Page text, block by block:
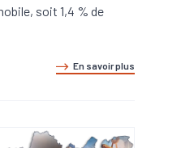
soit 1,4 % de
En savoir plus